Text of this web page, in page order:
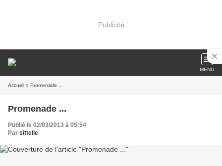
Publicité
MENU
Accueil » Promenade ...
Promenade ...
Publié le 02/03/2013 à 05:54
Par sittelle